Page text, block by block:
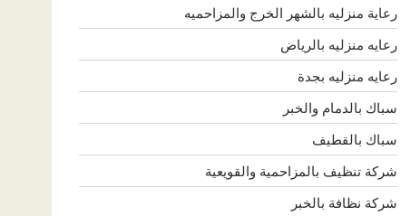
رعاية منزليه بالشهر الخرج والمزاحميه
رعايه منزليه بالرياض
رعايه منزليه بجدة
سباك بالدمام والخبر
سباك بالقطيف
شركة تنظيف بالمزاحمية والقويعية
شركة نظافة بالخبر